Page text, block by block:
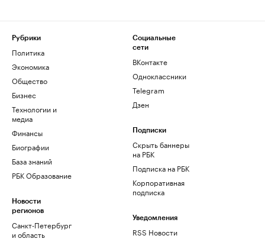
Рубрики
Политика
Экономика
Общество
Бизнес
Технологии и
медиа
Финансы
Биографии
База знаний
РБК Образование
Новости
регионов
Санкт-Петербург
и область
Социальные
сети
ВКонтакте
Одноклассники
Telegram
Дзен
Подписки
Скрыть баннеры
на РБК
Подписка на РБК
Корпоративная
подписка
Уведомления
RSS Новости